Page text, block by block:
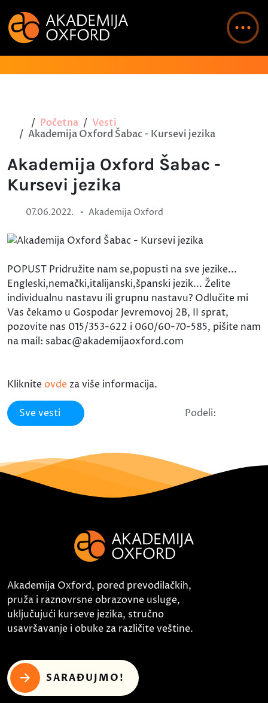
Početna
Vesti
Akademija Oxford Šabac - Kursevi jezika
Akademija Oxford Šabac -
Kursevi jezika
07.06.2022. • Akademija Oxford
POPUST Pridružite nam se,popusti na sve jezike...
Engleski,nemački,italijanski,španski jezik... Želite
individualnu nastavu ili grupnu nastavu? Odlučite mi
Vas čekamo u Gospodar Jevremovoj 2B, II sprat,
pozovite nas 015/353-622 i 060/60-70-585, pišite nam
na mail: sabac@akademijaoxford.com
Kliknite ovde za više informacija.
Sve vesti Podeli:
Akademija Oxford, pored prevodilačkih,
pruža i raznovrsne obrazovne usluge,
uključujući kurseve jezika, stručno
usavršavanje i obuke za različite veštine.
SARAĐUJMO!